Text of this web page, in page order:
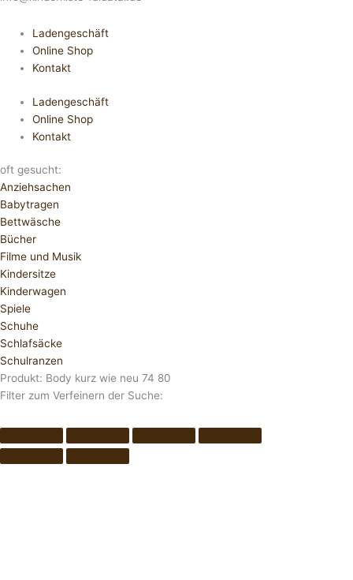
Ladengeschäft
Online Shop
Kontakt
Ladengeschäft
Online Shop
Kontakt
oft gesucht:
Anziehsachen
Babytragen
Bettwäsche
Bücher
Filme und Musik
Kindersitze
Kinderwagen
Spiele
Schuhe
Schlafsäcke
Schulranzen
Produkt: Body kurz wie neu 74 80
Filter zum Verfeinern der Suche: